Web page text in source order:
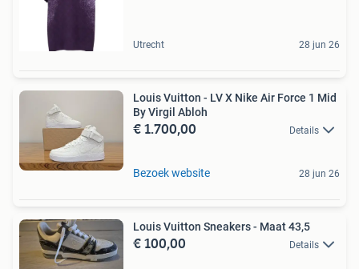
Utrecht 28 jun 26
Louis Vuitton - LV X Nike Air Force 1 Mid
By Virgil Abloh
€ 1.700,00 Details
Bezoek website 28 jun 26
Louis Vuitton Sneakers - Maat 43,5
€ 100,00 Details